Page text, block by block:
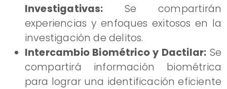
Investigativas: Se compartirán
experiencias y enfoques exitosos en la
investigación de delitos.
Intercambio Biométrico y Dactilar: Se
compartirá información biométrica
para lograr una identificación eficiente